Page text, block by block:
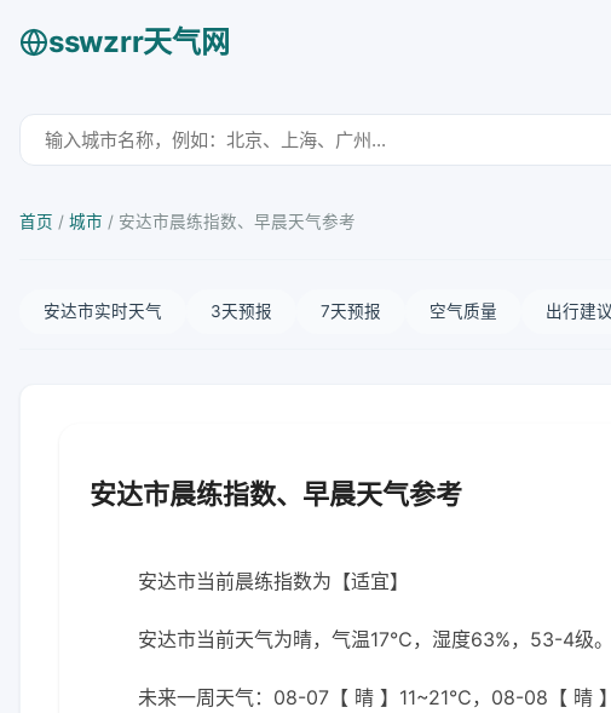
sswzrr天气网
首页 / 城市 / 安达市晨练指数、早晨天气参考
安达市实时天气 3天预报 7天预报 空气质量 出行建议
安达市晨练指数、早晨天气参考
安达市当前晨练指数为【适宜】
安达市当前天气为晴，气温17℃，湿度63%，53-4级。
未来一周天气：08-07【 晴 】11~21℃，08-08【